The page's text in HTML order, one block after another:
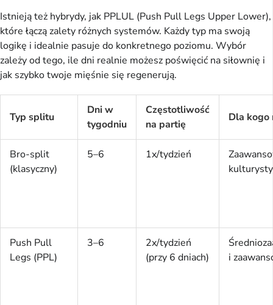
Istnieją też hybrydy, jak PPLUL (Push Pull Legs Upper Lower),
które łączą zalety różnych systemów. Każdy typ ma swoją
logikę i idealnie pasuje do konkretnego poziomu. Wybór
zależy od tego, ile dni realnie możesz poświęcić na siłownię i
jak szybko twoje mięśnie się regenerują.
Typ splitu
Dni w
tygodniu
Częstotliwość
na partię
Dla kogo
Bro-split
(klasyczny)
5–6 1x/tydzień
Push Pull
Legs (PPL)
3–6
2x/tydzień
(przy 6 dniach)
i